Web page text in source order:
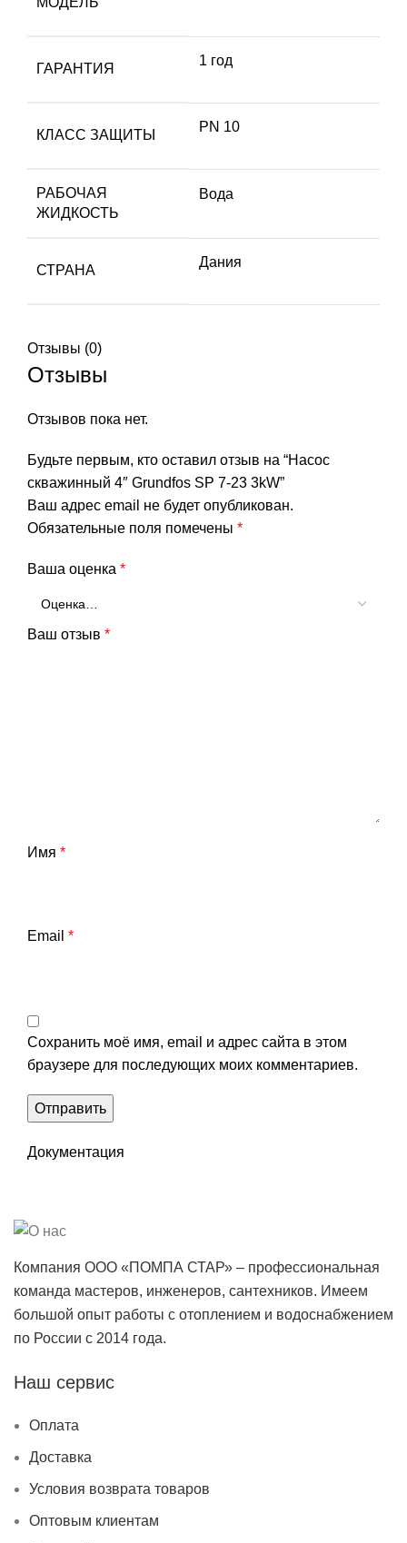
ГАРАНТИЯ
1 год
КЛАСС ЗАЩИТЫ
PN 10
РАБОЧАЯ
ЖИДКОСТЬ
Вода
СТРАНА
Дания
Отзывы (0)
Отзывы
Отзывов пока нет.
Будьте первым, кто оставил отзыв на “Насос
скважинный 4″ Grundfos SP 7-23 3kW”
Ваш адрес email не будет опубликован.
Обязательные поля помечены *
Ваша оценка *
Ваш отзыв *
Имя *
Email *
Сохранить моё имя, email и адрес сайта в этом
браузере для последующих моих комментариев.
Документация
Компания ООО «ПОМПА СТАР» – профессиональная
команда мастеров, инженеров, сантехников. Имеем
большой опыт работы с отоплением и водоснабжением
по России с 2014 года.
Наш сервис
Оплата
Доставка
Условия возврата товаров
Оптовым клиентам